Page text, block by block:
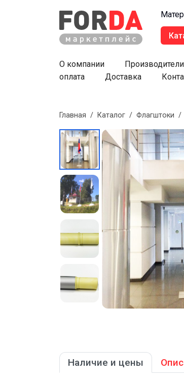
О компании
оплата
Доставка
Главная / Каталог / Флагштоки /
Наличие и цены